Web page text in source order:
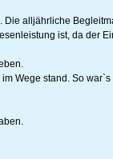
alljährliche
ist, da der
Wege stand. So